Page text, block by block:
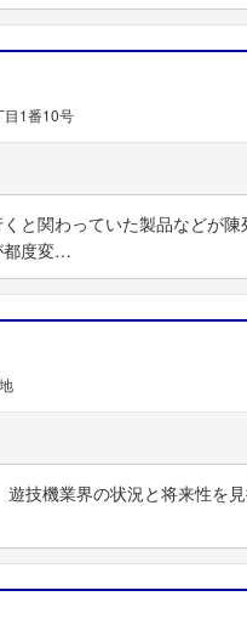
目1番10号
と関わっていた製品などが陳
都度変…
技機業界の状況と将来性を